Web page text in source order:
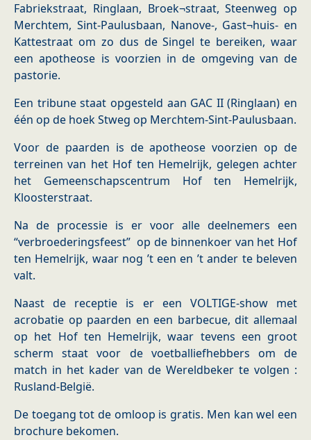
Fabriekstraat, Ringlaan, Broek¬straat, Steenweg op
Merchtem, Sint-Paulusbaan, Nanove-, Gast¬huis- en
Kattestraat om zo dus de Singel te bereiken, waar
een apotheose is voorzien in de omgeving van de
pastorie.
Een tribune staat opgesteld aan GAC II (Ringlaan) en
één op de hoek Stweg op Merchtem-Sint-Paulusbaan.
Voor de paarden is de apotheose voorzien op de
terreinen van het Hof ten Hemelrijk, gelegen achter
het Gemeenschapscentrum Hof ten Hemelrijk,
Kloosterstraat.
Na de processie is er voor alle deelnemers een
“verbroederingsfeest” op de binnenkoer van het Hof
ten Hemelrijk, waar nog ’t een en ’t ander te beleven
valt.
Naast de receptie is er een VOLTIGE-show met
acrobatie op paarden en een barbecue, dit allemaal
op het Hof ten Hemelrijk, waar tevens een groot
scherm staat voor de voetballiefhebbers om de
match in het kader van de Wereldbeker te volgen :
Rusland-België.
De toegang tot de omloop is gratis. Men kan wel een
brochure bekomen.